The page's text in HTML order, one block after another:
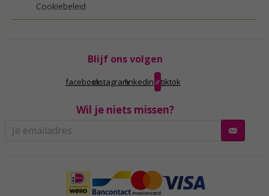
Cookiebeleid
Blijf ons volgen
facebookinstagramlinkedin tiktok
Wil je niets missen?